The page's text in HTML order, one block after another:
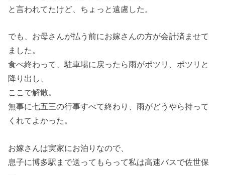
と言われてたけど、ちょっと遠慮した。
でも、お母さんが払う前にお嫁さんの方が会計済ませて
ました。
食べ終わって、駐車場に戻ったら雨がポツリ、ポツリと
降り出し、
ここで解散。
無事に七五三の行事すべて終わり、雨がどうやら持って
くれてよかった。
お嫁さんは実家にお泊りなので、
息子に博多駅まで送ってもらって私は高速バスで佐世保